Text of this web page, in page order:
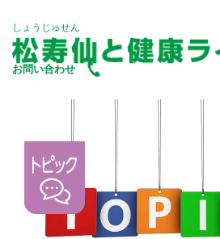
しょうじゅせん
お問い合わせ